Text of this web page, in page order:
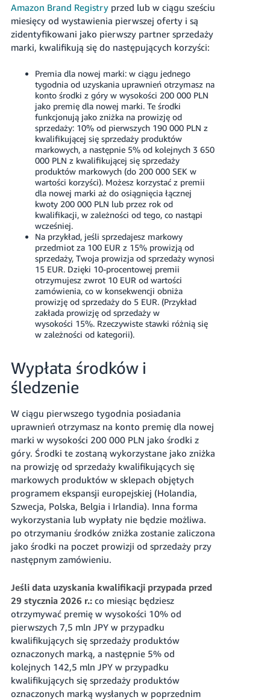
Amazon Brand Registryprzed lub w ciągu sześciu
miesięcy od wystawienia pierwszej oferty i są
zidentyfikowani jako pierwszy partner sprzedaży
marki, kwalifikują się do następujących korzyści:
Premia dla nowej marki: w ciągu jednego
tygodnia od uzyskania uprawnień otrzymasz na
konto środki z góry w wysokości 200 000 PLN
jako premię dla nowej marki. Te środki
funkcjonują jako zniżka na prowizję od
sprzedaży: 10% od pierwszych 190 000 PLN z
kwalifikującej się sprzedaży produktów
markowych, a następnie 5% od kolejnych 3 650
000 PLN z kwalifikującej się sprzedaży
produktów markowych (do 200 000 SEK w
wartości korzyści). Możesz korzystać z premii
dla nowej marki aż do osiągnięcia łącznej
kwoty 200 000 PLN lub przez rok od
kwalifikacji, w zależności od tego, co nastąpi
wcześniej.
Na przykład, jeśli sprzedajesz markowy
przedmiot za 100 EUR z 15% prowizją od
sprzedaży, Twoja prowizja od sprzedaży wynosi
15 EUR. Dzięki 10-procentowej premii
otrzymujesz zwrot 10 EUR od wartości
zamówienia, co w konsekwencji obniża
prowizję od sprzedaży do 5 EUR. (Przykład
zakłada prowizję od sprzedaży w
wysokości 15%. Rzeczywiste stawki różnią się
w zależności od kategorii).
Wypłata środków i
śledzenie
W ciągu pierwszego tygodnia posiadania
uprawnień otrzymasz na konto premię dla nowej
marki w wysokości 200 000 PLN jako środki z
góry. Środki te zostaną wykorzystane jako zniżka
na prowizję od sprzedaży kwalifikujących się
markowych produktów w sklepach objętych
programem ekspansji europejskiej (Holandia,
Szwecja, Polska, Belgia i Irlandia). Inna forma
wykorzystania lub wypłaty nie będzie możliwa.
po otrzymaniu środków zniżka zostanie zaliczona
jako środki na poczet prowizji od sprzedaży przy
następnym zamówieniu.
Jeśli data uzyskania kwalifikacji przypada przed
29 stycznia 2026 r.:co miesiąc będziesz
otrzymywać premię w wysokości 10% od
pierwszych 7,5 mln JPY w przypadku
kwalifikujących się sprzedaży produktów
oznaczonych marką, a następnie 5% od
kolejnych 142,5 mln JPY w przypadku
kwalifikujących się sprzedaży produktów
oznaczonych marką wysłanych w poprzednim